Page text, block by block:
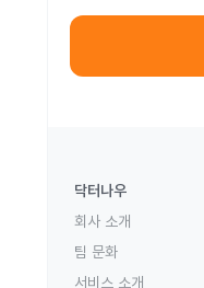
닥터나우
회사 소개
팀 문화
서비스 소개